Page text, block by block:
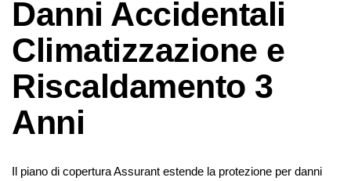
Danni Accidentali
Climatizzazione e
Riscaldamento 3
Anni
Il piano di copertura Assurant estende la protezione per danni